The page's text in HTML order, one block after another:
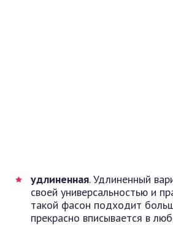
удлиненная. Удлиненный
своей универсальностью и
такой фасон подходит
прекрасно вписывается в